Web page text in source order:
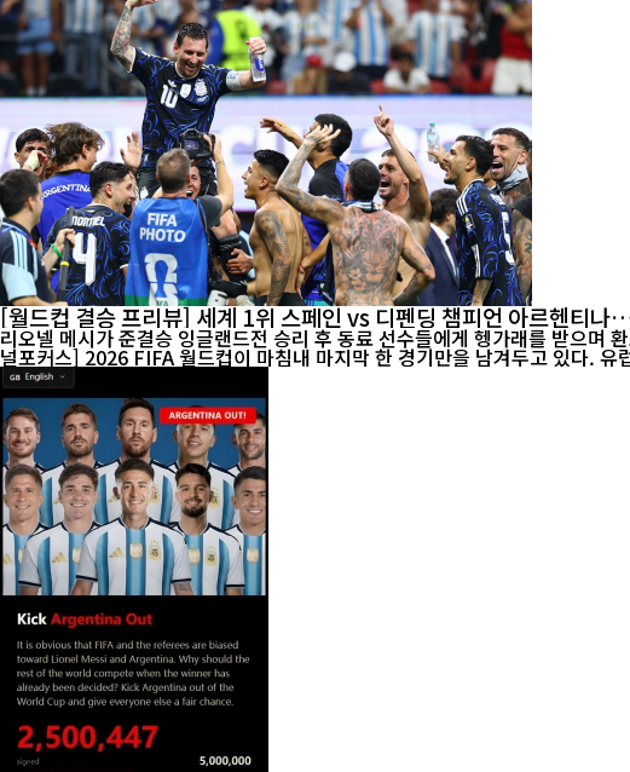
[월드컵 결승 프리뷰] 세계 1위 스페인 vs 디펜딩 챔피언 아르헨티
리오넬 메시가 준결승 잉글랜드전 승리 후 동료 선수들에게 헹가래를 받으며 환
널포커스] 2026 FIFA 월드컵이 마침내 마지막 한 경기만을 남겨두고 있다. 유